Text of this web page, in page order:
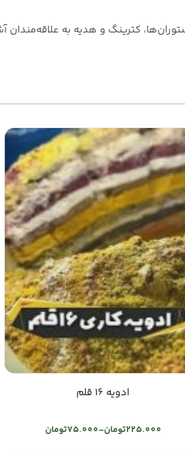
کترینگ و هدیه به
ادویه ۱۶ قلم
تومان225.000
– تومان75.000
Price